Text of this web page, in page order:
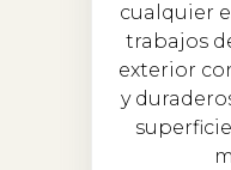
cualquier
trabajos
exterior
y